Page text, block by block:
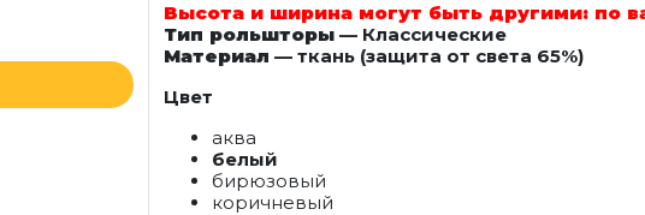
Высота и ширина могут быть другими: по
Тип рольшторы — Классические
Материал — ткань (защита от света 65%)
Цвет
аква
белый
бирюзовый
коричневый